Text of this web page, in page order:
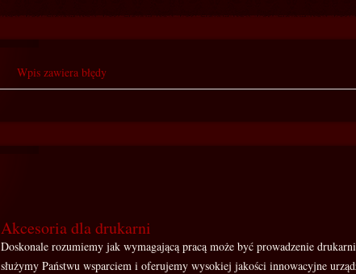
Wpis zawiera błędy
Akcesoria dla drukarni
Doskonale rozumiemy jak wymagającą pracą może być prowadzenie
służymy Państwu wsparciem i oferujemy wysokiej jakości innowacyjne